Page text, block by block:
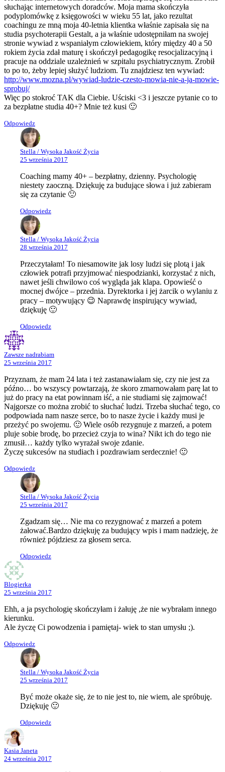
słuchając internetowych doradców. Moja mama skończyła
podyplomówkę z księgowości w wieku 55 lat, jako rezultat
coachingu ze mną moja 40-letnia klientka właśnie zapisała się na
studia psychoterapii Gestalt, a ja właśnie udostępniłam na swojej
stronie wywiad z wspaniałym człowiekiem, który między 40 a 50
rokiem życia zdał maturę i skończył pedagogikę resocjalizacyjną i
pracuje na oddziale uzależnień w szpitalu psychiatrycznym. Zrobił
to po to, żeby lepiej służyć ludziom. Tu znajdziesz ten wywiad:
http://www.mozna.pl/wywiad-ludzie-czesto-mowia-nie-a-ja-mowie-
sprobuj/
Więc po stokroć TAK dla Ciebie. Uściski <3 i jeszcze pytanie co to
za bezpłatne studia 40+? Mnie też kusi 🙂
Odpowiedz
Stella / Wysoka Jakość Życia
25 września 2017
Coaching mamy 40+ – bezpłatny, dzienny. Psychologię
niestety zaoczną. Dziękuję za budujące słowa i już zabieram
się za czytanie 🙂
Odpowiedz
Stella / Wysoka Jakość Życia
28 września 2017
Przeczytałam! To niesamowite jak losy ludzi się plotą i jak
człowiek potrafi przyjmować niespodzianki, korzystać z nich,
nawet jeśli chwilowo coś wygląda jak klapa. Opowieść o
mocnej dwójce – przednia. Dyrektorka i jej żarcik o wylaniu z
pracy – motywujący 😉 Naprawdę inspirujący wywiad,
dziękuję 🙂
Odpowiedz
Zawsze nadrabiam
25 września 2017
Przyznam, że mam 24 lata i też zastanawiałam się, czy nie jest za
późno… bo wszyscy powtarzają, że skoro zmarnowałam parę lat to
już do pracy na etat powinnam iść, a nie studiami się zajmować!
Najgorsze co można zrobić to słuchać ludzi. Trzeba słuchać tego, co
podpowiada nam nasze serce, bo to nasze życie i każdy musi je
przeżyć po swojemu. 🙂 Wiele osób rezygnuje z marzeń, a potem
pluje sobie brodę, bo przecież czyja to wina? Nikt ich do tego nie
zmusił… każdy tylko wyrażał swoje zdanie.
Życzę sukcesów na studiach i pozdrawiam serdecznie! 🙂
Odpowiedz
Stella / Wysoka Jakość Życia
25 września 2017
Zgadzam się… Nie ma co rezygnować z marzeń a potem
żałować.Bardzo dziękuję za budujący wpis i mam nadzieję, że
również pójdziesz za głosem serca.
Odpowiedz
Blogierka
25 września 2017
Ehh, a ja psychologię skończyłam i żałuję ,że nie wybrałam innego
kierunku.
Ale życzę Ci powodzenia i pamiętaj- wiek to stan umysłu ;).
Odpowiedz
Stella / Wysoka Jakość Życia
25 września 2017
Być może okaże się, że to nie jest to, nie wiem, ale spróbuję.
Dziękuję 🙂
Odpowiedz
Kasia Janeta
24 września 2017